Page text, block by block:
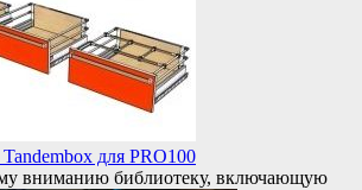
для PRO100
вниманию библиотеку, включающую